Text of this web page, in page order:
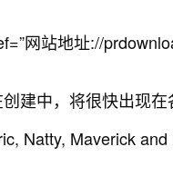
网站地址://
建中，将很快出现
Natty, Maverick